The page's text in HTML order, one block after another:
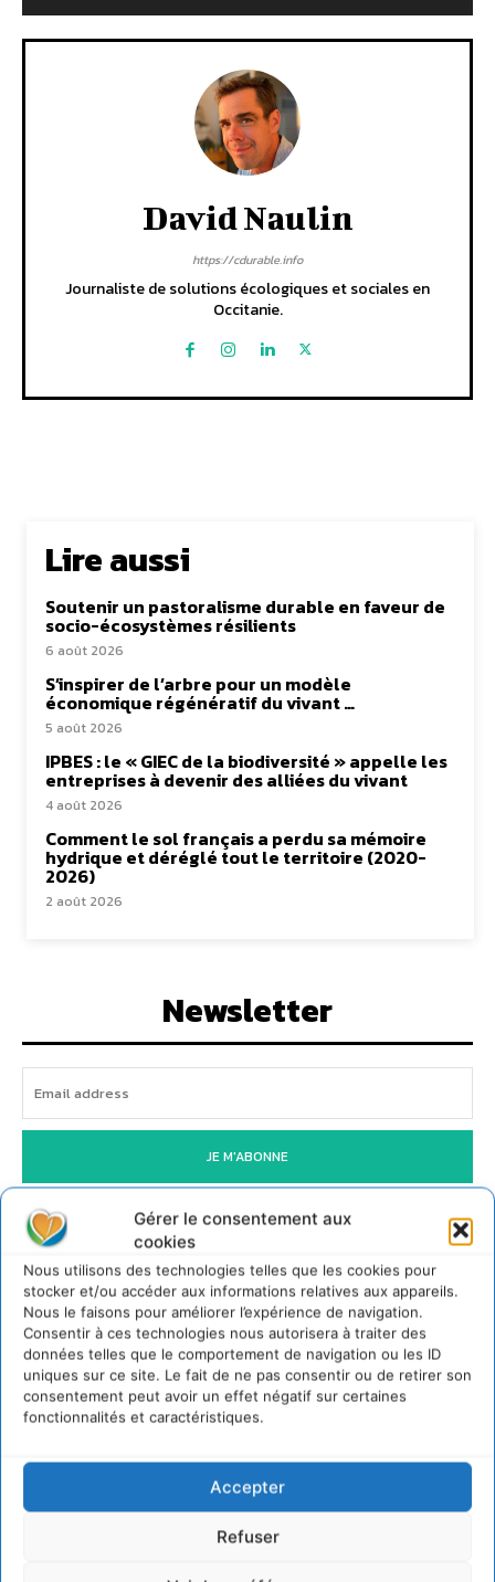
Gérer le consentement aux
cookies
Nous utilisons des technologies telles que les cookies pour
stocker et/ou accéder aux informations relatives aux appareils.
Nous le faisons pour améliorer l’expérience de navigation.
Consentir à ces technologies nous autorisera à traiter des
données telles que le comportement de navigation ou les ID
uniques sur ce site. Le fait de ne pas consentir ou de retirer son
consentement peut avoir un effet négatif sur certaines
fonctionnalités et caractéristiques.
Accepter
Refuser
David Naulin
https://cdurable.info
Journaliste de solutions écologiques et sociales en
Occitanie.
Lire aussi
Soutenir un pastoralisme durable en faveur de
socio-écosystèmes résilients
6 août 2026
S’inspirer de l’arbre pour un modèle
économique régénératif du vivant …
5 août 2026
IPBES : le « GIEC de la biodiversité » appelle les
entreprises à devenir des alliées du vivant
4 août 2026
Comment le sol français a perdu sa mémoire
hydrique et déréglé tout le territoire (2020-
2026)
2 août 2026
Newsletter
JE M'ABONNE